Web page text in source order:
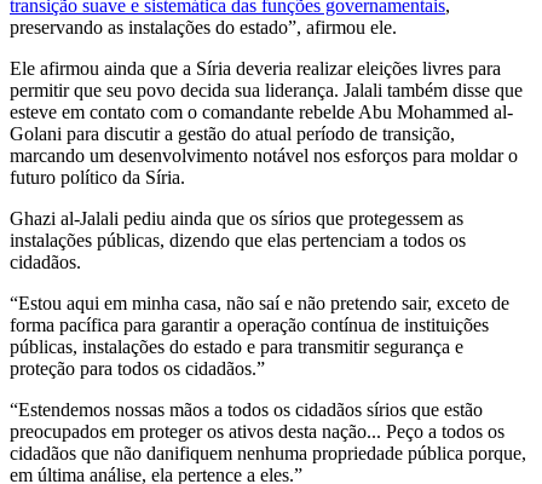
transição suave e sistemática das funções governamentais,
preservando as instalações do estado”, afirmou ele.
Ele afirmou ainda que a Síria deveria realizar eleições livres para
permitir que seu povo decida sua liderança. Jalali também disse que
esteve em contato com o comandante rebelde Abu Mohammed al-
Golani para discutir a gestão do atual período de transição,
marcando um desenvolvimento notável nos esforços para moldar o
futuro político da Síria.
Ghazi al-Jalali pediu ainda que os sírios que protegessem as
instalações públicas, dizendo que elas pertenciam a todos os
cidadãos.
“Estou aqui em minha casa, não saí e não pretendo sair, exceto de
forma pacífica para garantir a operação contínua de instituições
públicas, instalações do estado e para transmitir segurança e
proteção para todos os cidadãos.”
“Estendemos nossas mãos a todos os cidadãos sírios que estão
preocupados em proteger os ativos desta nação... Peço a todos os
cidadãos que não danifiquem nenhuma propriedade pública porque,
em última análise, ela pertence a eles.”